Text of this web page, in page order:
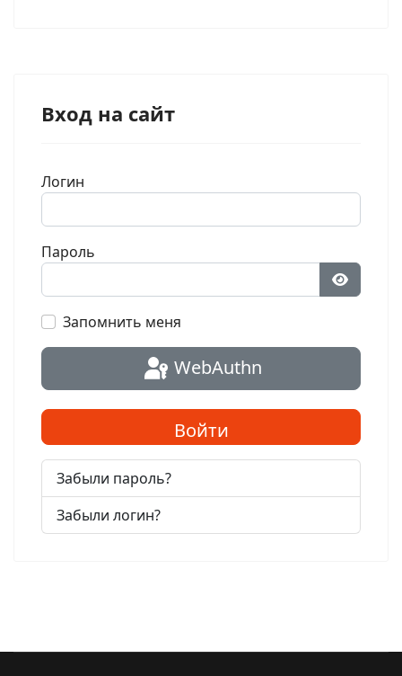
Вход на сайт
Логин
Пароль
Запомнить меня
WebAuthn
Войти
Забыли пароль?
Забыли логин?